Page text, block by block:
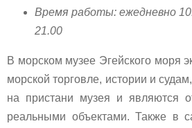
Время работы: ежедневно
21.00
В морском музее Эгейского моря
морской торговле, истории и
на пристани музея и являются
реальными объектами. Также в